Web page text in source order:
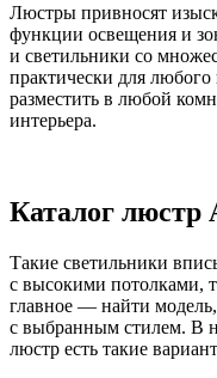
Люстры привносят
функции освещения и
и светильники со
практически для
разместить в любой
интерьера.
Каталог люстр
Такие светильники
с высокими потолками,
главное — найти модель,
с выбранным стилем. В
люстр есть такие